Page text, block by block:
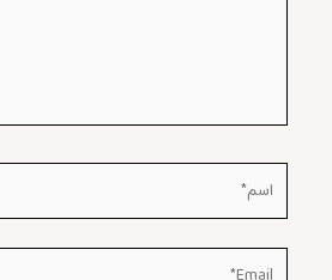
اسم*
Email*